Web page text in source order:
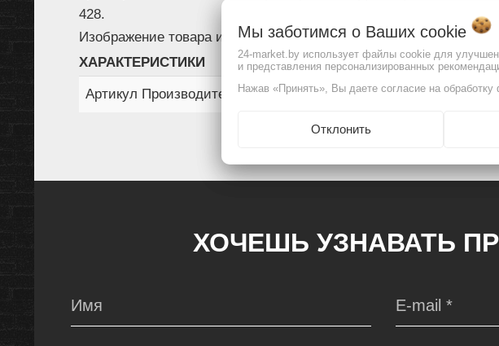
428.
Изображение товара и комплектация могут отличаться. Смотреть
ХАРАКТЕРИСТИКИ
Артикул Производителя
ХОЧЕШЬ УЗНАВАТЬ
Мы заботимся о Ваших cookie
24-market.by использует файлы cookie для
и представления персонализированных
Нажав «Принять», Вы даете согласие на
Отклонить